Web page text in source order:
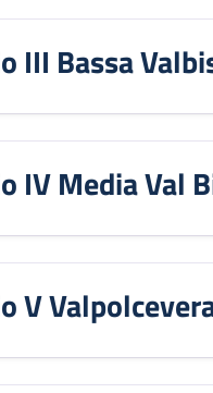
III Bassa
IV Media Val
V